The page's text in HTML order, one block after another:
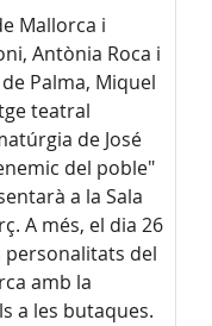
Mallorca i
Antònia Roca i
Palma, Miquel
teatral
de José
del poble"
a la Sala
A més, el dia 26
personalitats del
amb la
a les butaques.